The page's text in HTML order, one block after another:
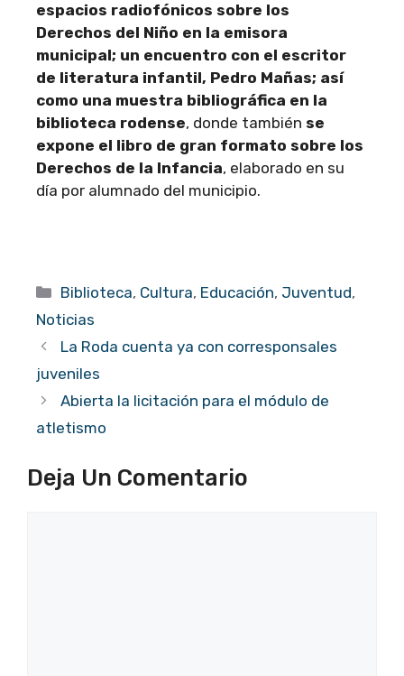
espacios radiofónicos sobre los
Derechos del Niño en la emisora
municipal; un encuentro con el escritor
de literatura infantil, Pedro Mañas; así
como una muestra bibliográfica en la
biblioteca rodense, donde también se
expone el libro de gran formato sobre los
Derechos de la Infancia, elaborado en su
día por alumnado del municipio.
Categorías
Biblioteca, Cultura, Educación, Juventud,
Noticias
La Roda cuenta ya con corresponsales
juveniles
Abierta la licitación para el módulo de
atletismo
Deja Un Comentario